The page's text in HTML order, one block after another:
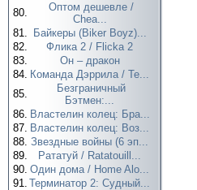
80.
Оптом дешевле /
Chea...
81.
Байкеры (Biker Boyz)...
82.
Флика 2 / Flicka 2
83.
Он – дракон
84. Команда Дэррила / Te...
85.
Безграничный
Бэтмен:...
86. Властелин колец: Бра...
87. Властелин колец: Воз...
88. Звездные войны (6 эп...
89.
Рататуй / Ratatouill...
90. Один дома / Home Alo...
91. Терминатор 2: Судный...